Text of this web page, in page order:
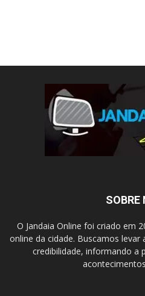
SOBRE
O Jandaia Online foi criado em
online da cidade. Buscamos
credibilidade, informando a